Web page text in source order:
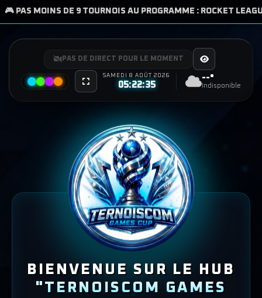
DE 9 TOURNOIS AU PROGRAMME : ROCKET LEAGUE,
PAS DE DIRECT POUR LE MOMENT
SAMEDI 8 AOÛT 2026
05:22:36
--°
Indisponible
BIENVENUE SUR LE HUB
"TERNOISCOM GAMES